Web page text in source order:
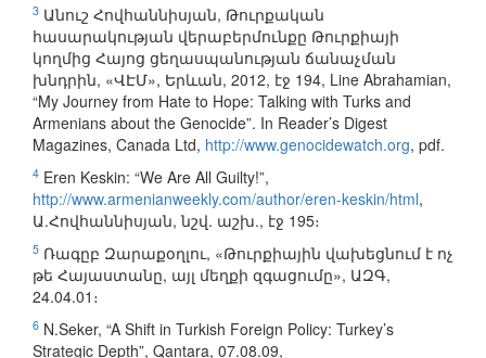
3 Անուշ Հովհաննիսյան, Թուրքական
հասարակության վերաբերմունքը Թուրքիայի
կողմից Հայոց ցեղասպանության ճանաչման
խնդրին, «ՎԷՄ», Երևան, 2012, էջ 194, Line Abrahamian,
“My Journey from Hate to Hope: Talking with Turks and
Armenians about the Genocide”. In Reader’s Digest
Magazines, Canada Ltd, http://www.genocidewatch.org, pdf.
4 Eren Keskin: “We Are All Guilty!”,
http://www.armenianweekly.com/author/eren-keskin/html,
Ա.Հովհաննիսյան, նշվ. աշխ., էջ 195։
5 Ռագըբ Զարաքօղլու, «Թուրքիային վախեցնում է ոչ
թե Հայաստանը, այլ մեղքի զգացումը», ԱԶԳ,
24.04.01։
6 N.Seker, “A Shift in Turkish Foreign Policy: Turkey’s
Strategic Depth”, Qantara, 07.08.09,